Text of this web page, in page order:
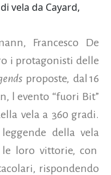
Francesco De
i protagonisti delle
proposte, dal 16
l evento “fuori Bit”
vela a 360 gradi.
della vela
loro vittorie, con
rispondendo